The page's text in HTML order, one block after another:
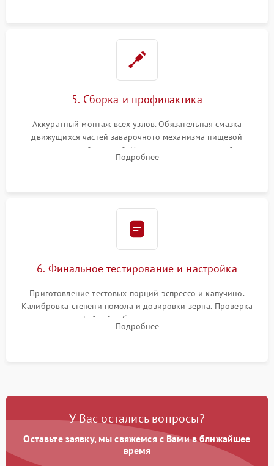
5. Сборка и профилактика
Аккуратный монтаж всех узлов. Обязательная смазка
движущихся частей заварочного механизма пищевой
силиконовой смазкой. Проведение программной
декальцинации и очистки системы от кофейных масел.
Подробнее
6. Финальное тестирование и настройка
Приготовление тестовых порций эспрессо и капучино.
Калибровка степени помола и дозировки зерна. Проверка
плотности кофейной таблетки, температуры напитка и
качества молочной пены. Контроль отсутствия посторонних
Подробнее
У Вас остались вопросы?
Оставьте заявку, мы свяжемся с Вами в ближайшее
время